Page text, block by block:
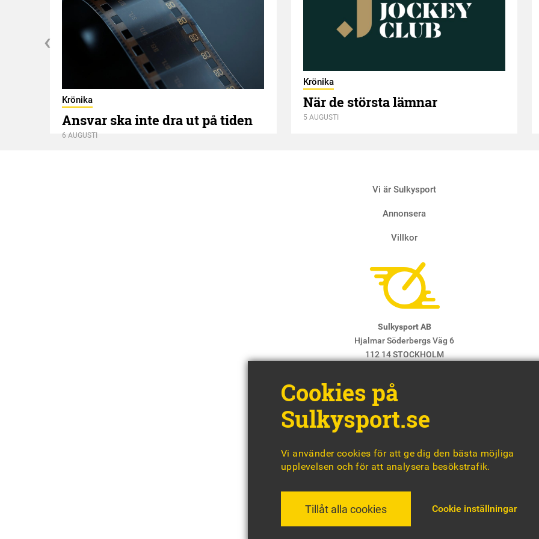
Krönika
Ansvar ska inte dra ut på tiden
6 AUGUSTI
Krönika
När de största lämnar
5 AUGUSTI
Vi är Sulkysport
Annonsera
Villkor
Sulkysport AB
Hjalmar Söderbergs Väg 6
112 14 STOCKHOLM
Chefredaktör & ansvarig utgivare:
Cookies på
Sulkysport.se
Vi använder cookies för att ge dig den bästa möjliga
upplevelsen och för att analysera besökstrafik.
Tillåt alla cookies Cookie inställningar